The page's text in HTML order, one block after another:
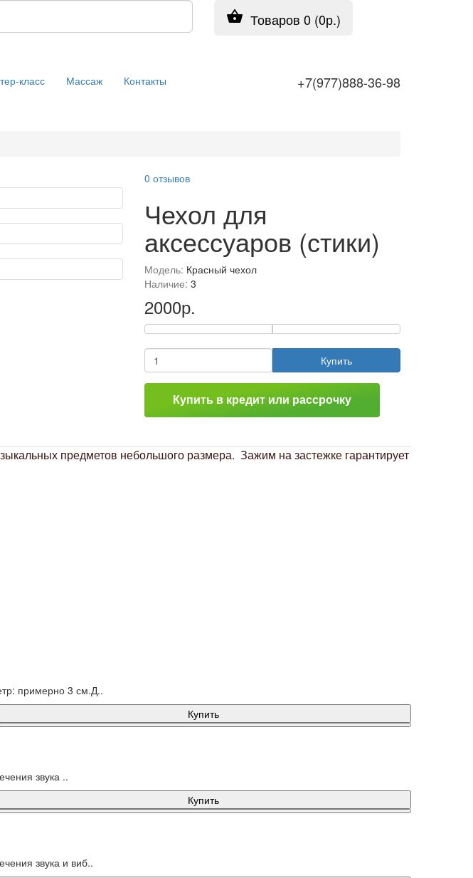
Товаров 0 (0р.)
класс Массаж
Контакты
+7(977)888-36-98
0 отзывов
Чехол для
аксессуаров (стики)
Модель: Красный чехол
Наличие: 3
2000р.
Купить
Купить в кредит или рассрочку
предметов небольшого размера. Зажим на застежке гарантирует
примерно 3 см.Д..
Купить
звука ..
Купить
звука и виб..